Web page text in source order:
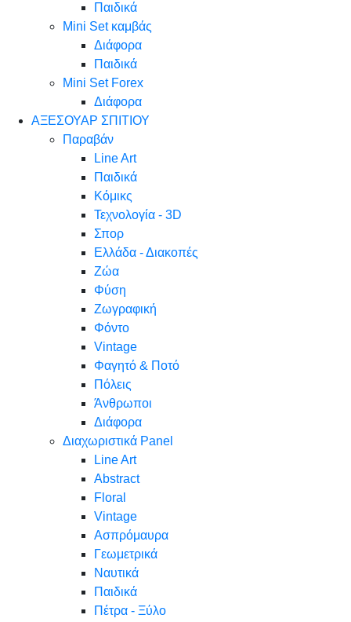
Παιδικά
Mini Set καμβάς
Διάφορα
Παιδικά
Mini Set Forex
Διάφορα
ΑΞΕΣΟΥΑΡ ΣΠΙΤΙΟΥ
Παραβάν
Line Art
Παιδικά
Κόμικς
Τεχνολογία - 3D
Σπορ
Ελλάδα - Διακοπές
Ζώα
Φύση
Ζωγραφική
Φόντο
Vintage
Φαγητό & Ποτό
Πόλεις
Άνθρωποι
Διάφορα
Διαχωριστικά Panel
Line Art
Abstract
Floral
Vintage
Ασπρόμαυρα
Γεωμετρικά
Ναυτικά
Παιδικά
Πέτρα - Ξύλο